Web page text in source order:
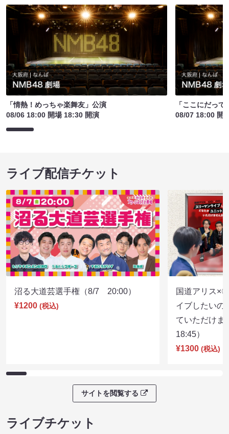
「情熱！めっちゃ楽舞友」公演
08/06 18:00 開場 18:30 開演
「ここにだっ
08/07 18:00 開
ライブ配信チケット
沼る大道芸選手権（8/7 20:00）
¥1200 (税込)
国道アリス×
イブしたいの
ていただけ
18:45）
¥1300 (税込)
サイトを閲覧する
ライブチケット